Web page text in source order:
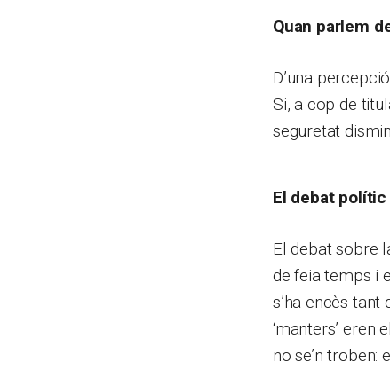
Quan parlem
D’una
Si, a cop de
seguretat
El debat
El debat sobre
de feia temps i
s’ha encès
‘manters’
no se’n